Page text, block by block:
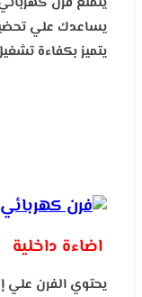
يساعدك علي
يتميز بكفاءة
اضاءة داخلية
يحتوي الفرن علي